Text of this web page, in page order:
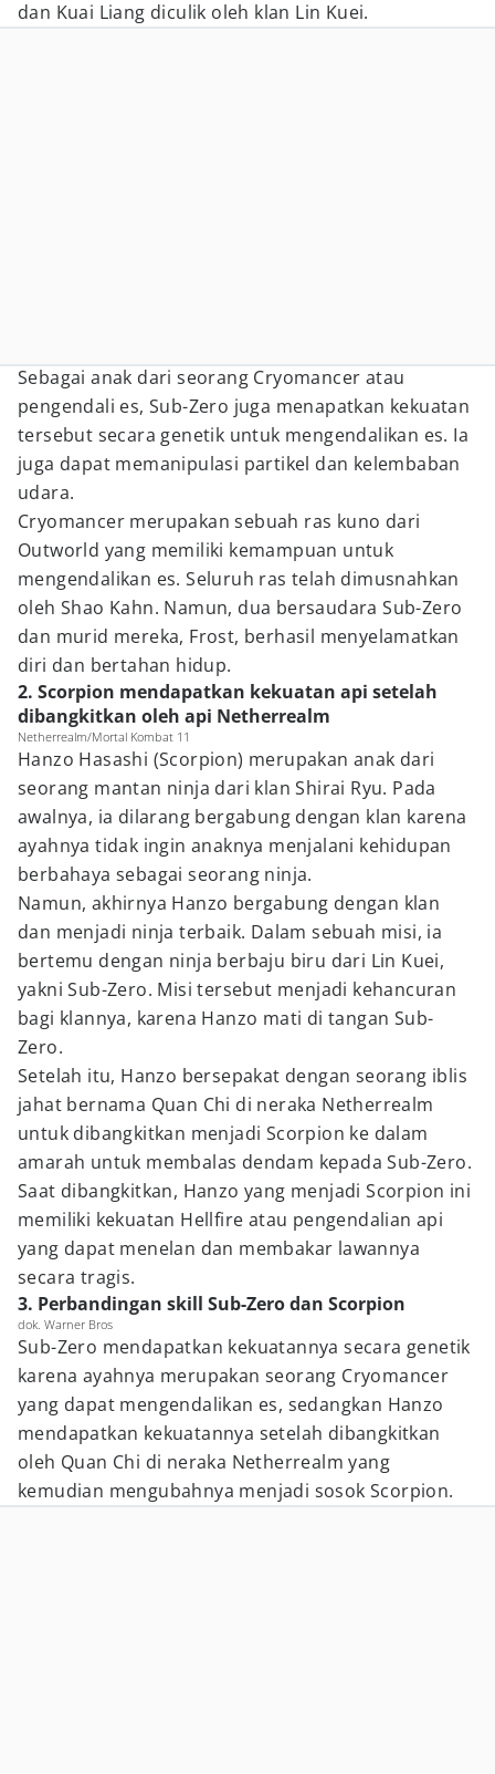
dan Kuai Liang diculik oleh klan Lin Kuei.
Sebagai anak dari seorang Cryomancer atau
pengendali es, Sub-Zero juga menapatkan kekuatan
tersebut secara genetik untuk mengendalikan es. Ia
juga dapat memanipulasi partikel dan kelembaban
udara.
Cryomancer merupakan sebuah ras kuno dari
Outworld yang memiliki kemampuan untuk
mengendalikan es. Seluruh ras telah dimusnahkan
oleh Shao Kahn. Namun, dua bersaudara Sub-Zero
dan murid mereka, Frost, berhasil menyelamatkan
diri dan bertahan hidup.
2. Scorpion mendapatkan kekuatan api setelah
dibangkitkan oleh api Netherrealm
Netherrealm/Mortal Kombat 11
Hanzo Hasashi (Scorpion) merupakan anak dari
seorang mantan ninja dari klan Shirai Ryu. Pada
awalnya, ia dilarang bergabung dengan klan karena
ayahnya tidak ingin anaknya menjalani kehidupan
berbahaya sebagai seorang ninja.
Namun, akhirnya Hanzo bergabung dengan klan
dan menjadi ninja terbaik. Dalam sebuah misi, ia
bertemu dengan ninja berbaju biru dari Lin Kuei,
yakni Sub-Zero. Misi tersebut menjadi kehancuran
bagi klannya, karena Hanzo mati di tangan Sub-
Zero.
Setelah itu, Hanzo bersepakat dengan seorang iblis
jahat bernama Quan Chi di neraka Netherrealm
untuk dibangkitkan menjadi Scorpion ke dalam
amarah untuk membalas dendam kepada Sub-Zero.
Saat dibangkitkan, Hanzo yang menjadi Scorpion ini
memiliki kekuatan Hellfire atau pengendalian api
yang dapat menelan dan membakar lawannya
secara tragis.
3. Perbandingan skill Sub-Zero dan Scorpion
dok. Warner Bros
Sub-Zero mendapatkan kekuatannya secara genetik
karena ayahnya merupakan seorang Cryomancer
yang dapat mengendalikan es, sedangkan Hanzo
mendapatkan kekuatannya setelah dibangkitkan
oleh Quan Chi di neraka Netherrealm yang
kemudian mengubahnya menjadi sosok Scorpion.